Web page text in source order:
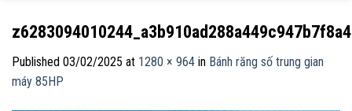
Published 03/02/2025 at 1280 × 964 in Bánh răng số trung gian
máy 85HP